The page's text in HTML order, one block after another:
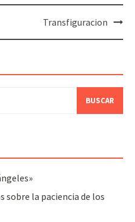
Transfiguracion
sobre la paciencia de los